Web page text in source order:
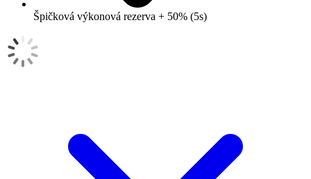
Špičková výkonová rezerva + 50% (5s)